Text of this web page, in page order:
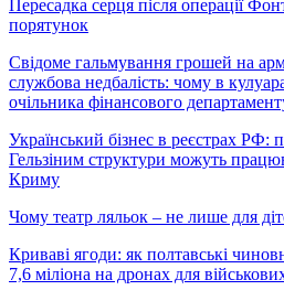
Пересадка серця після операції
порятунок
Свідоме гальмування грошей на
службова недбалість: чому в
очільника фінансового
Український бізнес в реєстрах РФ:
Гельзіним структури можуть
Криму
Чому театр ляльок – не лише для
Криваві ягоди: як полтавські
7,6 міліона на дронах для